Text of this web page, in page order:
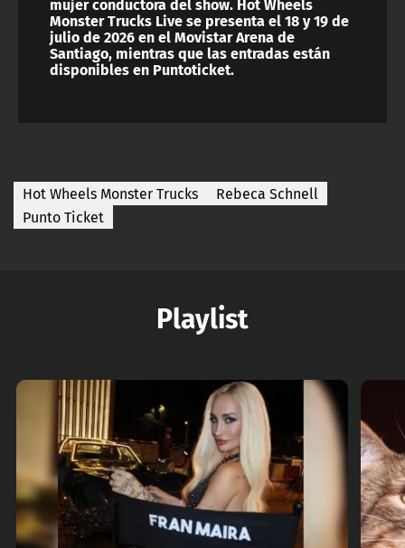
Monster Trucks Live se presenta el 18 y 19 de
julio de 2026 en el Movistar Arena de
Santiago, mientras que las entradas están
disponibles en Puntoticket.
Hot Wheels Monster Trucks
Rebeca Schnell
Punto Ticket
Playlist